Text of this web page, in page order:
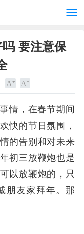
要注意保
情，在春节期间
快的节日氛围，
的告别和对未来
初三放鞭炮也是
以放鞭炮的，只
朋友家拜年。那